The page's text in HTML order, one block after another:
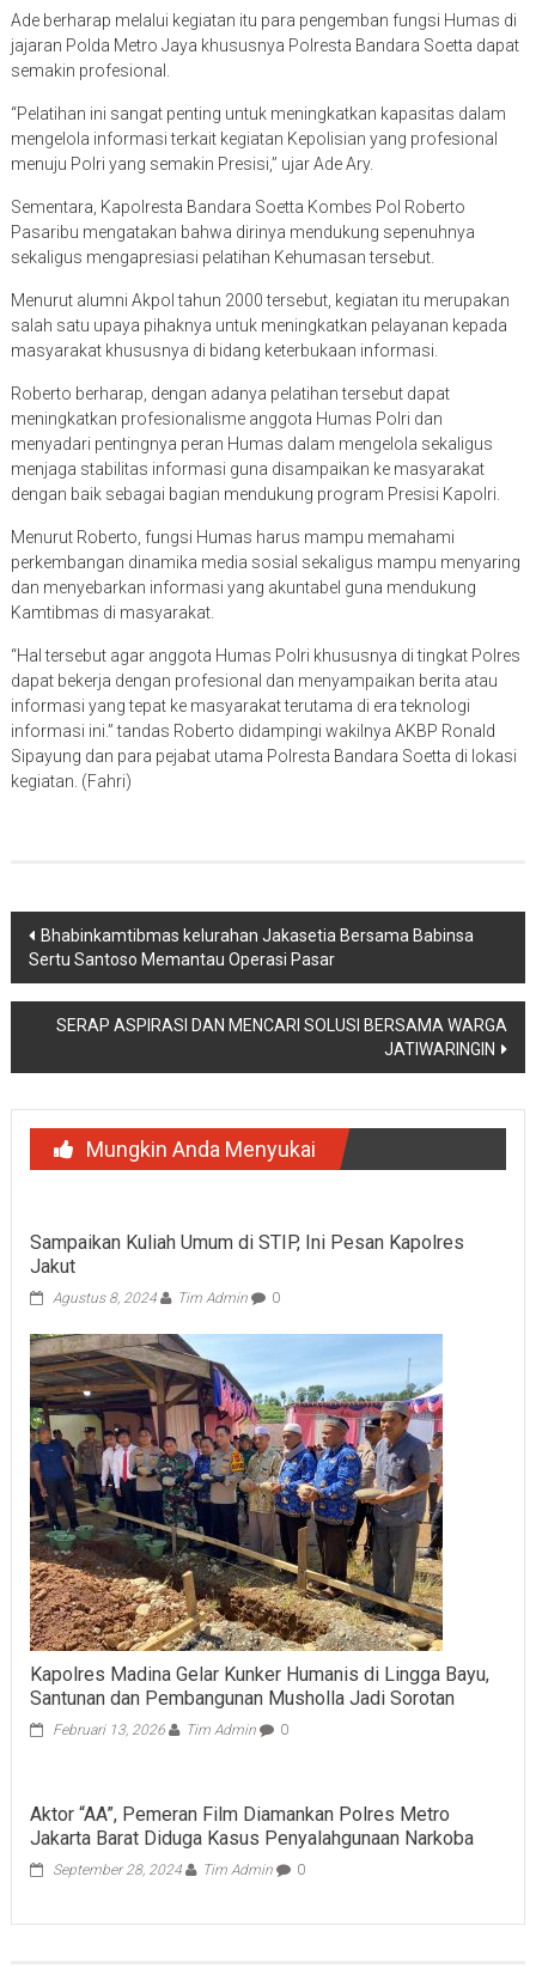
jajaran Polda Metro Jaya khususnya Polresta Bandara Soetta dapat
semakin profesional.
mengelola informasi terkait kegiatan Kepolisian yang profesional
menuju Polri yang semakin Presisi,” ujar Ade Ary.
Pasaribu mengatakan bahwa dirinya mendukung sepenuhnya
sekaligus mengapresiasi pelatihan Kehumasan tersebut.
salah satu upaya pihaknya untuk meningkatkan pelayanan kepada
masyarakat khususnya di bidang keterbukaan informasi.
meningkatkan profesionalisme anggota Humas Polri dan
menyadari pentingnya peran Humas dalam mengelola sekaligus
menjaga stabilitas informasi guna disampaikan ke masyarakat
dengan baik sebagai bagian mendukung program Presisi Kapolri.
perkembangan dinamika media sosial sekaligus mampu menyaring
dan menyebarkan informasi yang akuntabel guna mendukung
Kamtibmas di masyarakat.
dapat bekerja dengan profesional dan menyampaikan berita atau
informasi yang tepat ke masyarakat terutama di era teknologi
informasi ini.” tandas Roberto didampingi wakilnya AKBP Ronald
Sipayung dan para pejabat utama Polresta Bandara Soetta di lokasi
kegiatan. (Fahri)
Navigasi
pos
Bhabinkamtibmas kelurahan Jakasetia Bersama Babinsa
Sertu Santoso Memantau Operasi Pasar
SERAP ASPIRASI DAN MENCARI SOLUSI BERSAMA WARGA
JATIWARINGIN
Mungkin Anda Menyukai
Jakut
Agustus 8, 2024
Kapolres Madina Gelar Kunker Humanis di Lingga Bayu,
Santunan dan Pembangunan Musholla Jadi Sorotan
Februari 13, 2026 Tim Admin 0
Jakarta Barat Diduga Kasus Penyalahgunaan Narkoba
September 28, 2024 Tim Admin 0